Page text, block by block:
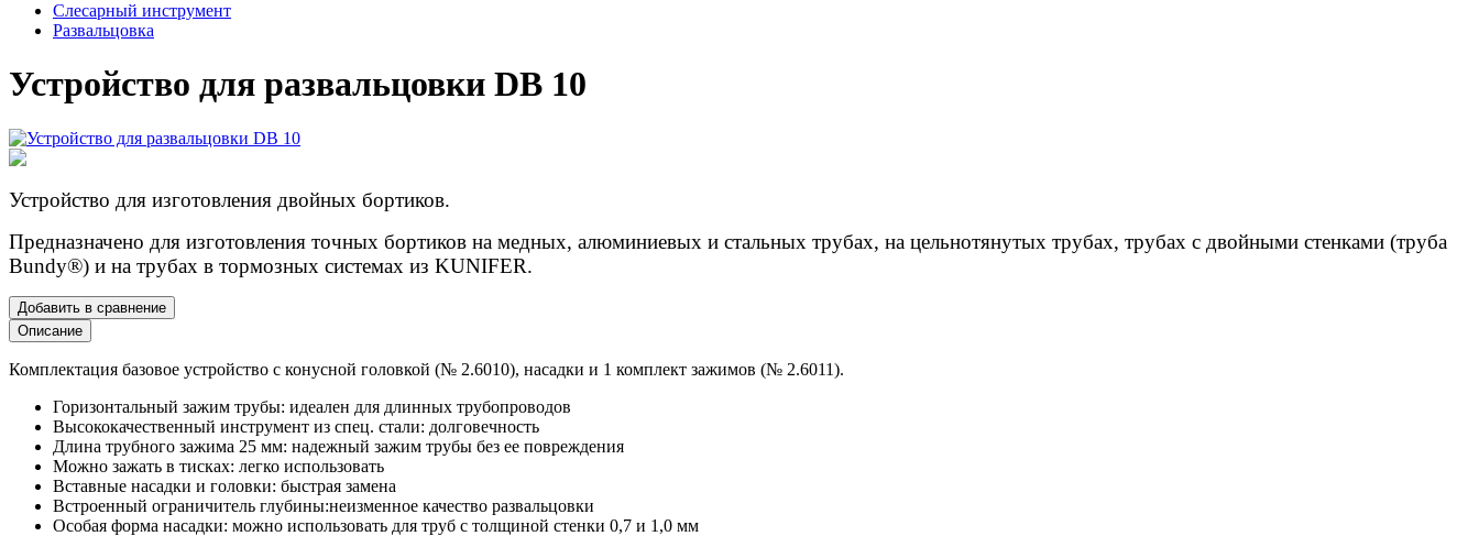
Слесарный инструмент
Развальцовка
Устройство для развальцовки DB 10
Устройство для изготовления двойных бортиков.
Предназначено для изготовления точных бортиков на медных, алюминиевых и стальных трубах, на цельнотянутых трубах, трубах с двойными стенками (труба
Bundy®) и на трубах в тормозных системах из KUNIFER.
Добавить в сравнение
Описание
Комплектация базовое устройство с конусной головкой (№ 2.6010), насадки и 1 комплект зажимов (№ 2.6011).
Горизонтальный зажим трубы: идеален для длинных трубопроводов
Высококачественный инструмент из спец. стали: долговечность
Длина трубного зажима 25 мм: надежный зажим трубы без ее повреждения
Можно зажать в тисках: легко использовать
Вставные насадки и головки: быстрая замена
Встроенный ограничитель глубины:неизменное качество развальцовки
Особая форма насадки: можно использовать для труб с толщиной стенки 0,7 и 1,0 мм